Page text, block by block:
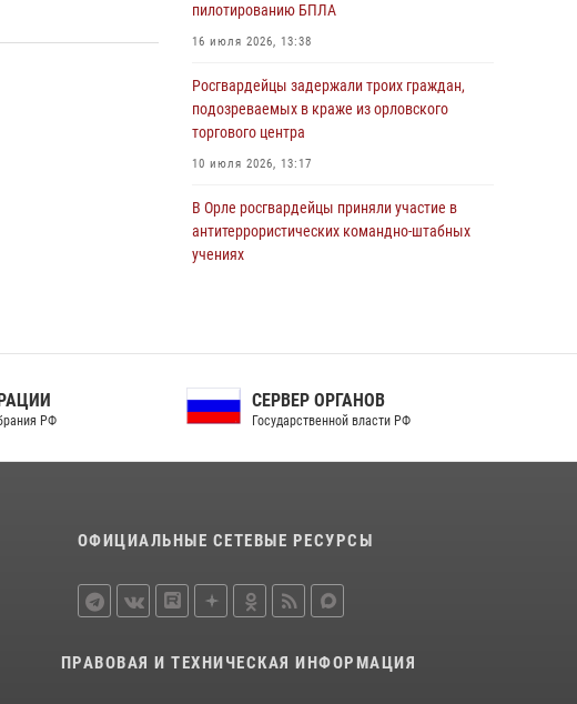
учениях на избирательном участке
31 июля 2026, 13:21
Жительница Мценска сдала в Росгвардию
незарегистрированное ружьё
31 июля 2026, 13:16
пилотированию БПЛА
16 июля 2026, 13:38
Росгвардейцы задержали троих граждан,
подозреваемых в краже из орловского
торгового центра
10 июля 2026, 13:17
В Орле росгвардейцы приняли участие в
антитеррористических командно-штабных
учениях
орловцам об изменениях в
оружия
24 июля 2026, 14:16
голосования
В Орле росгвардейцы за неделю проверили
РФ
СЕРВЕР ОРГАНОВ
Государственной власти РФ
ОФИЦИАЛЬНЫЕ СЕТЕВЫЕ РЕСУРСЫ
ПРАВОВАЯ И ТЕХНИЧЕСКАЯ ИНФОРМАЦИЯ